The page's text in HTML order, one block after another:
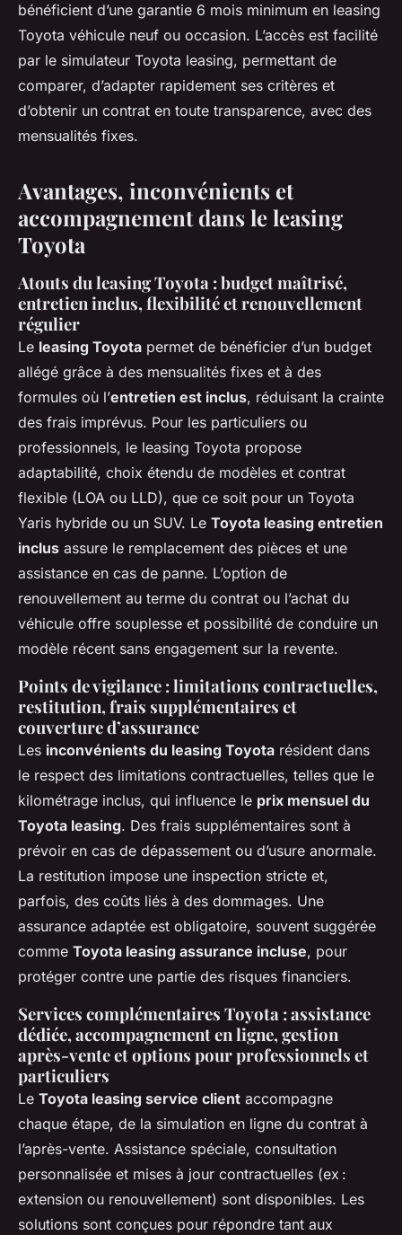
bénéficient d’une garantie 6 mois minimum en leasing
Toyota véhicule neuf ou occasion. L’accès est facilité
par le simulateur Toyota leasing, permettant de
comparer, d’adapter rapidement ses critères et
d’obtenir un contrat en toute transparence, avec des
mensualités fixes.
Avantages, inconvénients et
accompagnement dans le leasing
Toyota
Atouts du leasing Toyota : budget maîtrisé,
entretien inclus, flexibilité et renouvellement
régulier
Le leasing Toyota permet de bénéficier d’un budget
allégé grâce à des mensualités fixes et à des
formules où l’entretien est inclus, réduisant la crainte
des frais imprévus. Pour les particuliers ou
professionnels, le leasing Toyota propose
adaptabilité, choix étendu de modèles et contrat
flexible (LOA ou LLD), que ce soit pour un Toyota
Yaris hybride ou un SUV. Le Toyota leasing entretien
inclus assure le remplacement des pièces et une
assistance en cas de panne. L’option de
renouvellement au terme du contrat ou l’achat du
véhicule offre souplesse et possibilité de conduire un
modèle récent sans engagement sur la revente.
Points de vigilance : limitations contractuelles,
restitution, frais supplémentaires et
couverture d’assurance
Les inconvénients du leasing Toyota résident dans
le respect des limitations contractuelles, telles que le
kilométrage inclus, qui influence le prix mensuel du
Toyota leasing. Des frais supplémentaires sont à
prévoir en cas de dépassement ou d’usure anormale.
La restitution impose une inspection stricte et,
parfois, des coûts liés à des dommages. Une
assurance adaptée est obligatoire, souvent suggérée
comme Toyota leasing assurance incluse, pour
protéger contre une partie des risques financiers.
Services complémentaires Toyota : assistance
dédiée, accompagnement en ligne, gestion
après-vente et options pour professionnels et
particuliers
Le Toyota leasing service client accompagne
chaque étape, de la simulation en ligne du contrat à
l’après-vente. Assistance spéciale, consultation
personnalisée et mises à jour contractuelles (ex :
extension ou renouvellement) sont disponibles. Les
solutions sont conçues pour répondre tant aux